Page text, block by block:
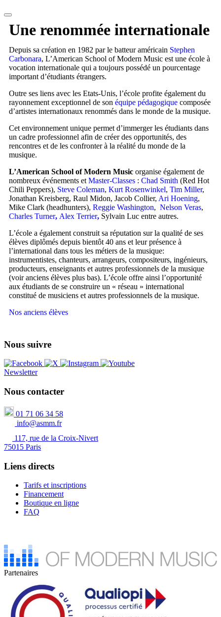
Une renommée internationale
Depuis sa création en 1982 par le batteur américain Stephen
Carbonara, L’American School of Modern Music est une école à
vocation internationale qui a toujours possédé un pourcentage
important d’étudiants étrangers.
Outre ses liens avec les Etats-Unis, l’école profite également du
rayonnement exceptionnel de son équipe pédagogique composée
d’artistes internationaux renommés dans le monde de la musique.
Cet environnement unique permet d’immerger les étudiants dans
un cadre professionnel afin de créer des opportunités, des
rencontres et de les confronter à la réalité du monde de la
musique.
L’American School of Modern Music organise également de
nombreux événements et Master-Classes : Chad Smith (Red Hot
Chili Peppers), Steve Coleman, Kurt Rosenwinkel, Tim Miller,
Jonathan Kreisberg, Raul Midon, Jacob Collier, Ari Hoening,
Mike Clark (headhunters), Reggie Washington, Nelson Veras,
Charles Turner, Alex Terrier, Sylvain Luc entre autres.
L’école a également construit sa réputation sur la qualité de ses
élèves diplômés depuis bientôt 40 ans et leur présence à
l’international dans tous les métiers de la musique:
instrumentistes, chanteurs, arrangeurs, compositeurs, ingénieurs,
producteurs, enseignants et autres professionnels de la musique
(voir anciens élèves plus bas). L’école offre ainsi l’opportunité
aux étudiants de se construire un « réseau » international
constitué de musiciens et autres professionnels de la musique.
Nos anciens élèves
Nous suivre
Newsletter
Nous contacter
01 71 06 34 58
info@asmm.fr
117, rue de la Croix-Nivert
75015 Paris
Liens directs
Tarifs et inscriptions
Financement
Boutique en ligne
FAQ
Partenaires